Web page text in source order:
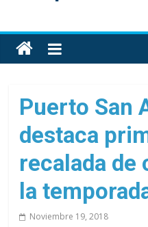
Toda
la
de
cruceros
en
un
solo
sitio
Puerto San
destaca
recalada de
la
Noviembre 19, 2018